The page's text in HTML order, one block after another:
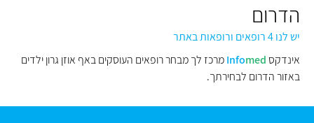
הדרום
יש לנו 4 רופאים ורופאות באתר
אינדקס
Infomed
מרכז לך מבחר רופאים העוסקים באף אוזן גרון ילדים
באזור הדרום לבחירתך.